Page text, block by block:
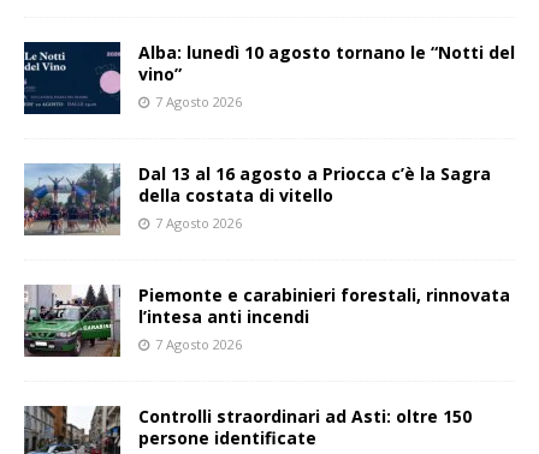
Alba: lunedì 10 agosto tornano le “Notti del
vino”
7 Agosto 2026
Dal 13 al 16 agosto a Priocca c’è la Sagra
della costata di vitello
7 Agosto 2026
Piemonte e carabinieri forestali, rinnovata
l’intesa anti incendi
7 Agosto 2026
Controlli straordinari ad Asti: oltre 150
persone identificate